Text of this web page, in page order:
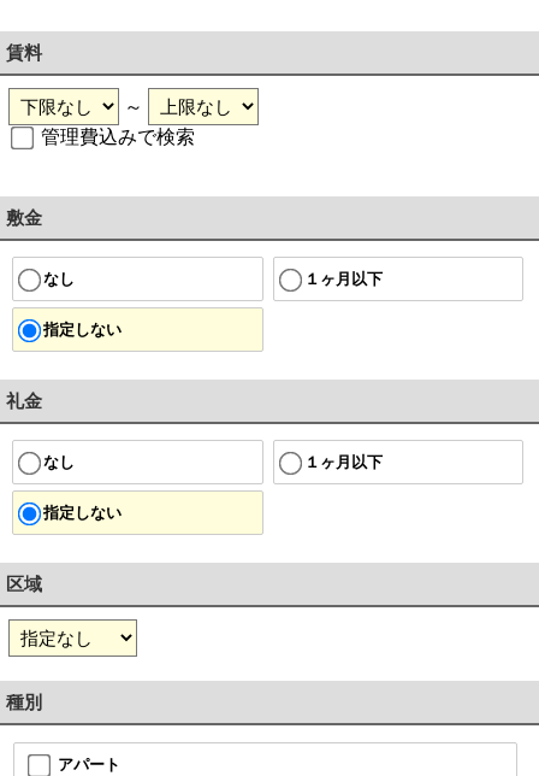
賃料
～
管理費込みで検索
敷金
なし １ヶ月以下
指定しない
礼金
なし １ヶ月以下
指定しない
区域
種別
アパート